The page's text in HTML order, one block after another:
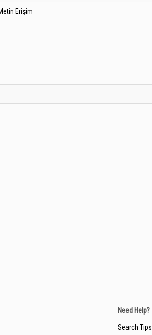
Erişim
Need Help?
Search Tips